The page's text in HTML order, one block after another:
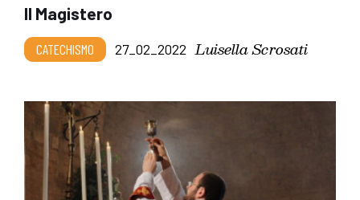
Il Magistero
CATECHISMO 27_02_2022 Luisella Scrosati